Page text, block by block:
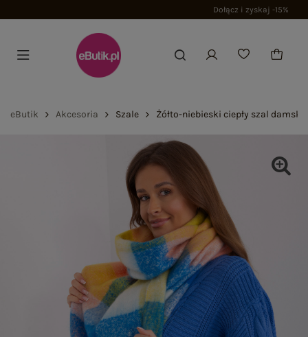
eButik Akcesoria Szale Żółto-niebieski ciepły szal damski